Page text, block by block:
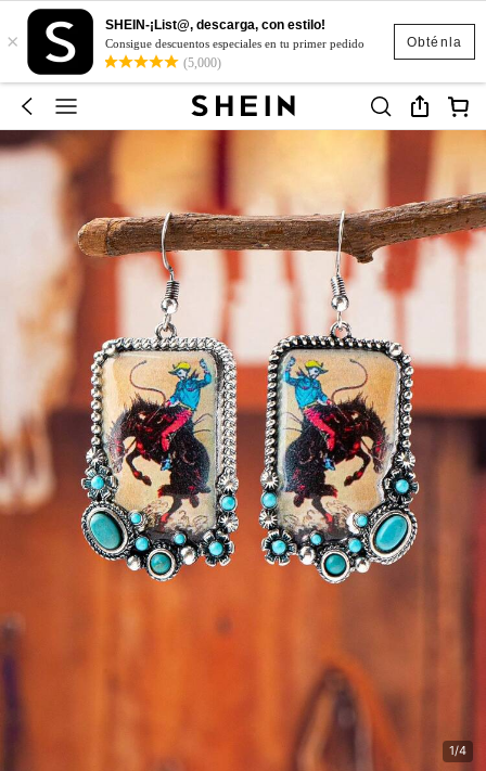
Obténla
×
SHEIN-¡List@, descarga, con estilo!
Consigue descuentos especiales en tu primer pedido
(5,000)
1/4